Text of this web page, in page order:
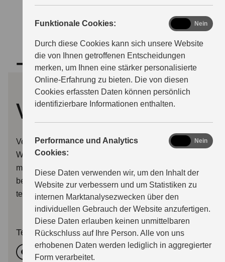
Funktionale Cookies:
Durch diese Cookies kann sich unsere Website
die von Ihnen getroffenen Entscheidungen
merken, um Ihnen eine stärker personalisierte
Online-Erfahrung zu bieten. Die von diesen
Cookies erfassten Daten können persönlich
identifizierbare Informationen enthalten.
functional
Nein
Performance und Analytics
Cookies:
Diese Daten verwenden wir, um den Inhalt der
Website zur verbessern und um Statistiken zu
internen Marktanalysezwecken über den
individuellen Gebrauch der Website anzufertigen.
Diese Daten erlauben keinen unmittelbaren
Rückschluss auf Ihre Person. Alle von uns
erhobenen Daten werden lediglich in aggregierter
Form verarbeitet.
analyticsNein
Termin
vereinbaren
Verwenden Sie bitte dieses Formular, um uns Ihren
Wunschtermin für eine Beratung oder eine Probefahrt
mitzuteilen. Wir melden uns dann so bald wie möglich
bei Ihnen per E-Mail, oder wenn Sie wünschen auch
telefonisch.
Termingrund
Probefahrttermin